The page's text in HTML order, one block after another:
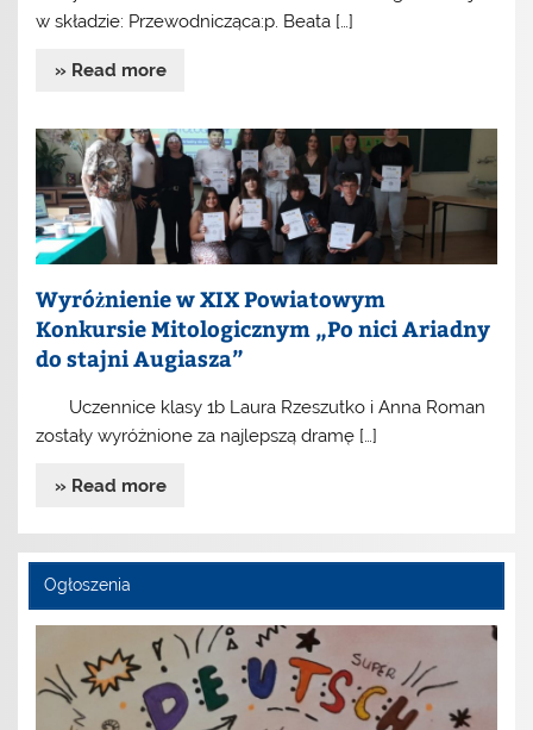
w składzie: Przewodnicząca:p. Beata […]
» Read more
Wyróżnienie w XIX Powiatowym
Konkursie Mitologicznym „Po nici Ariadny
do stajni Augiasza”
Uczennice klasy 1b Laura Rzeszutko i Anna Roman
zostały wyróżnione za najlepszą dramę […]
» Read more
Ogłoszenia